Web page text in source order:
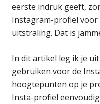
eerste indruk geeft,
Instagram-profiel voor
uitstraling. Dat is
In dit artikel leg ik je
gebruiken voor de
hoogtepunten op je
Insta-profiel